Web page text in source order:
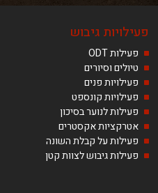
פעילויות גיבוש
פעילות ODT
טיולים וסיורים
פעילויות פנים
פעילויות קונספט
פעילות לנוער בסיכון
אטרקציות אקסטרים
פעילות על קבלת השונה
פעילות גיבוש לצוות קטן